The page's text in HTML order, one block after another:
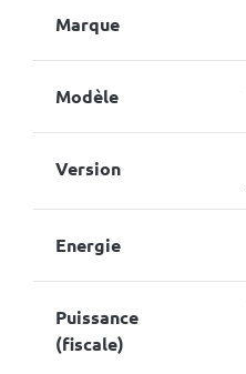
Marque
Modèle
Version
Energie
Puissance
(fiscale)